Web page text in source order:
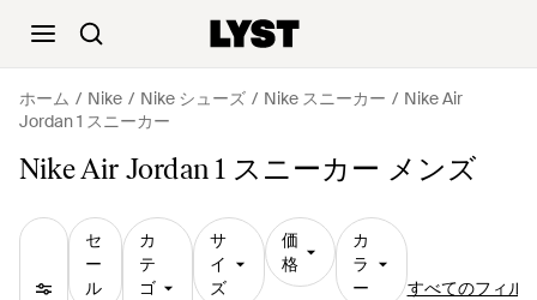
ホーム Nike Nike シューズ Nike スニーカー
Nike Air
Jordan 1 スニーカー
Nike Air Jordan 1 スニーカー メンズ
セ
ー
ル
カ
テ
ゴ
サ
イ
ズ
価
格
カ
ラ
ー
すべてのフィル